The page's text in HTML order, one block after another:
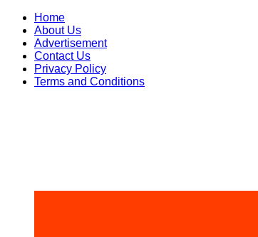
Skip
content
Home
About Us
Advertisement
Contact Us
Privacy Policy
Terms and Conditions